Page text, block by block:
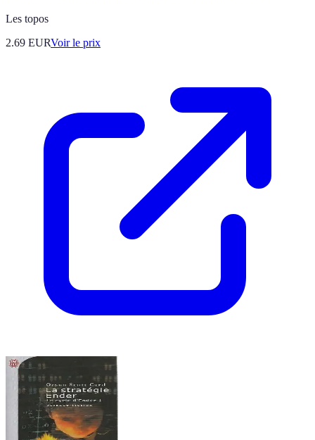
Les topos
2.69 EURVoir le prix